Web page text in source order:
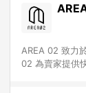
AREA 02 致力
02 為賣家提供